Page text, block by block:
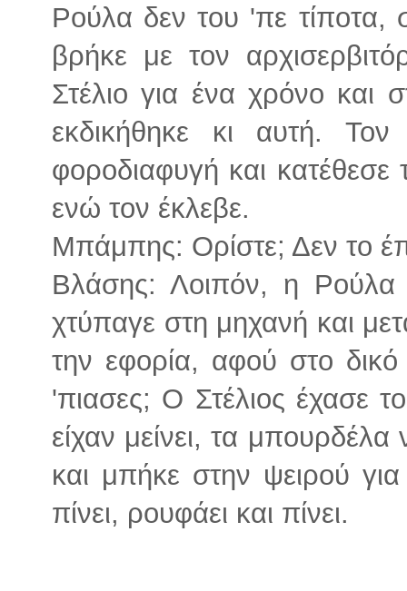
Ρούλα δεν του 'πε τίποτα,
βρήκε με τον
Στέλιο για ένα χρόνο και
εκδικήθηκε κι αυτή. Τον
φοροδιαφυγή και κατέθεσε
ενώ τον έκλεβε.
Μπάμπης: Ορίστε; Δεν το
Βλάσης: Λοιπόν, η Ρούλα
χτύπαγε στη μηχανή και
την εφορία, αφού στο
'πιασες; Ο Στέλιος έχασε
είχαν μείνει, τα μπουρδέλα
και μπήκε στην ψειρού
πίνει, ρουφάει και πίνει.